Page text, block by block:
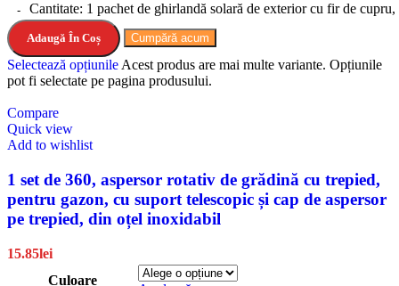
Cantitate: 1 pachet de ghirlandă solară de exterior cu fir de
Adaugă În Coș Cumpără acum
Selectează opțiunile Acest produs are mai multe variante. Opțiunile
pot fi selectate pe pagina produsului.
Compare
Quick view
Add to wishlist
1 set de 360, aspersor rotativ de grădină cu trepied,
pentru gazon, cu suport telescopic și cap de aspersor
pe trepied, din oțel inoxidabil
15.85lei
Culoare